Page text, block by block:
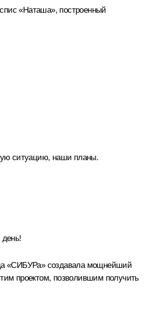
«Наташа», построенный
ситуацию, наши планы.
«СИБУРа» создавала мощнейший
проектом, позволившим получить